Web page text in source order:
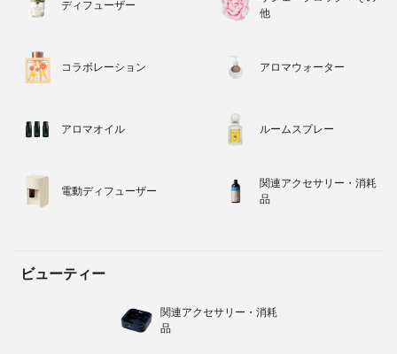
ディフューザー
他
コラボレーション アロマウォーター
アロマオイル ルームスプレー
電動ディフューザー
関連アクセサリー・消耗
品
ビューティー
関連アクセサリー・消耗
品